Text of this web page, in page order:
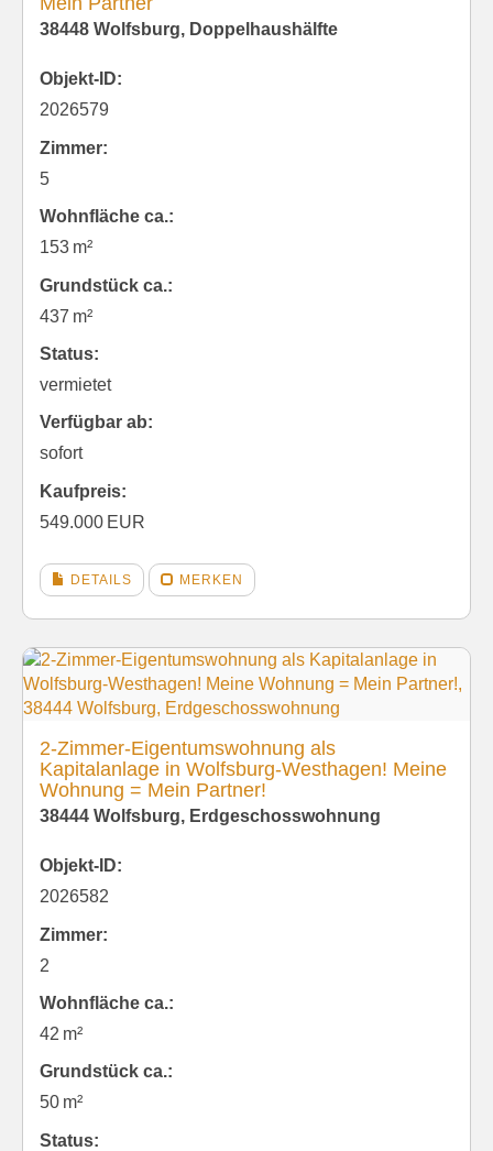
38448 Wolfsburg, Doppelhaushälfte
Objekt-ID:
2026579
Zimmer:
5
Wohnfläche ca.:
153 m²
Grund­stück ca.:
437 m²
Status:
vermietet
Verfügbar ab:
sofort
Kaufpreis:
549.000 EUR
DETAILS MERKEN
2-Zimmer-Eigentumswohnung als
Kapitalanlage in Wolfsburg-Westhagen! Meine
Wohnung = Mein Partner!
38444 Wolfsburg, Erdgeschosswohnung
Objekt-ID:
2026582
Zimmer:
2
Wohnfläche ca.:
42 m²
Grund­stück ca.:
50 m²
Status: